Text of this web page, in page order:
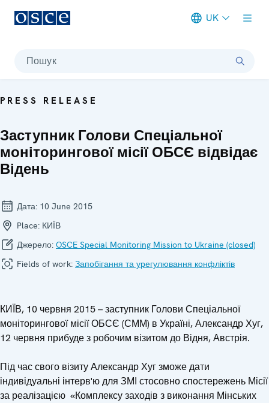
UK
Пошук
PRESS RELEASE
Заступник Голови Спеціальної
моніторингової місії ОБСЄ відвідає
Відень
Дата: 10 June 2015
Place: КИЇВ
Джерело: OSCE Special Monitoring Mission to Ukraine (closed)
Fields of work: Запобігання та урегулювання конфліктів
КИЇВ, 10 червня 2015 – заступник Голови Спеціальної
моніторингової місії ОБСЄ (СММ) в Україні, Александр Хуг,
12 червня прибуде з робочим візитом до Відня, Австрія.
Під час свого візиту Александр Хуг зможе дати
індивідуальні інтерв'ю для ЗМІ стосовно спостережень Місії
за реалізацією «Комплексу заходів з виконання Мінських